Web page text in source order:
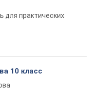
для практических
10 класс